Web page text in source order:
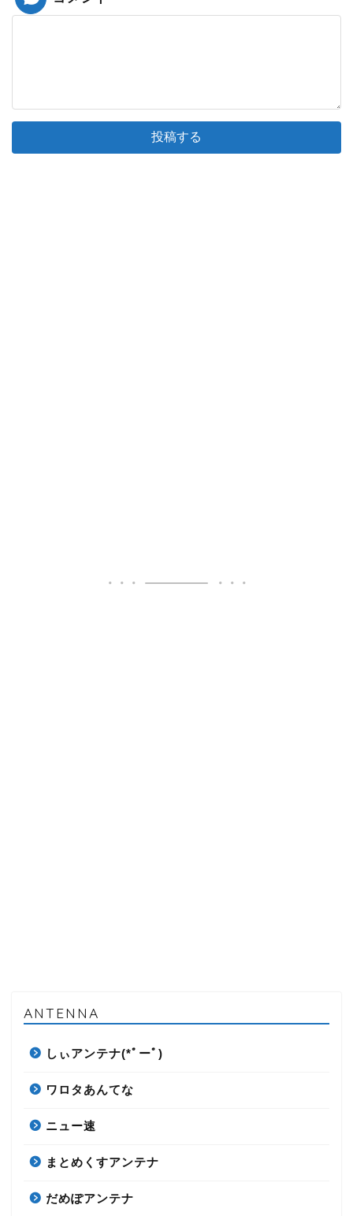
ANTENNA
しぃアンテナ(*ﾟーﾟ)
ワロタあんてな
ニュー速
まとめくすアンテナ
だめぽアンテナ